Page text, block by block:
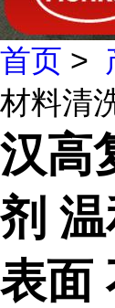
首页 >
材料清
汉高
剂
表面